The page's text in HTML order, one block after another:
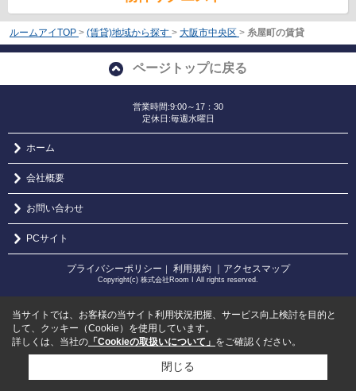
ルームアイTOP > (賃貸)地域から探す > 大阪市中央区 > 糸屋町の賃貸
ページトップに戻る
営業時間:9:00～17：30
定休日:毎週水曜日
ホーム
会社概要
お問い合わせ
PCサイト
プライバシーポリシー ｜ 利用規約 ｜アクセスマップ
Copyright(c) 株式会社Room I All rights reserved.
当サイトでは、お客様の当サイト利用状況把握、サービス向上検討を目的と
して、クッキー（Cookie）を使用しています。
詳しくは、当社の 「Cookieの取扱いについて」 をご確認ください。
閉じる